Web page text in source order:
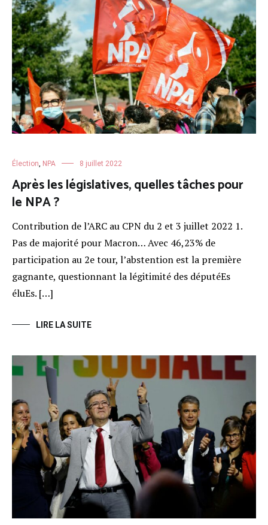
Élection, NPA 8 juillet 2022
Après les législatives, quelles tâches pour
le NPA ?
Contribution de l’ARC au CPN du 2 et 3 juillet 2022 1.
Pas de majorité pour Macron… Avec 46,23% de
participation au 2e tour, l’abstention est la première
gagnante, questionnant la légitimité des députéEs
éluEs. […]
LIRE LA SUITE